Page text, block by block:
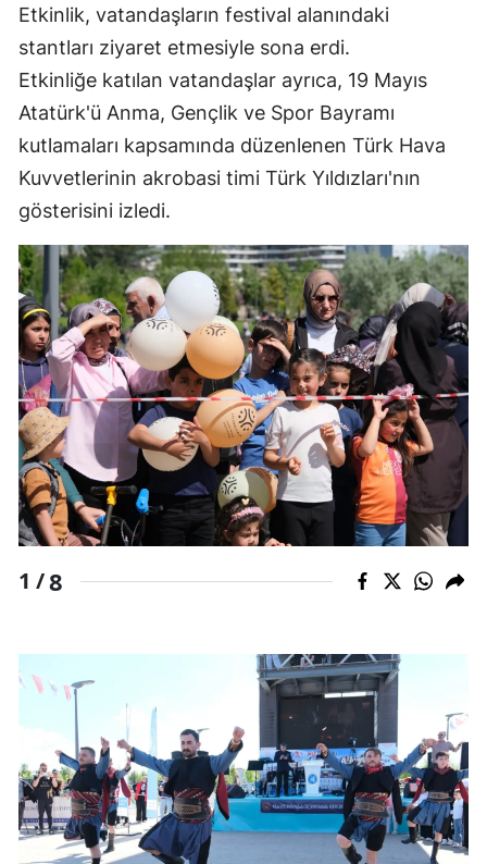
Kahramanmaraş
Mardin
Muğla
Muş
Nevşehir
Ordu
Rize
Sakarya
Samsun
Siirt
Sinop
Sivas
Tekirdağ
Trabzon
Tunceli
Şanlıurfa
Uşak
Van
Etkinlik, vatandaşların festival alanındaki
stantları ziyaret etmesiyle sona erdi.
Etkinliğe katılan vatandaşlar ayrıca, 19 Mayıs
Atatürk'ü Anma, Gençlik ve Spor Bayramı
kutlamaları kapsamında düzenlenen Türk Hava
Kuvvetlerinin akrobasi timi Türk Yıldızları'nın
gösterisini izledi.
1 /8